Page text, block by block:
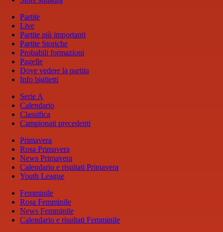
Partite
Live
Partite più importanti
Partite Storiche
Probabili formazioni
Pagelle
Dove vedere la partita
Info biglietti
Serie A
Calendario
Classifica
Campionati precedenti
Primavera
Rosa Primavera
News Primavera
Calendario e risultati Primavera
Youth League
Femminile
Rosa Femminile
News Femminile
Calendario e risultati Femminile